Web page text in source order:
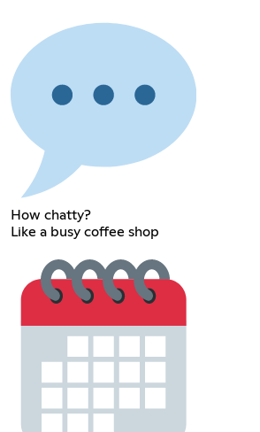
How chatty?
Like a busy coffee shop